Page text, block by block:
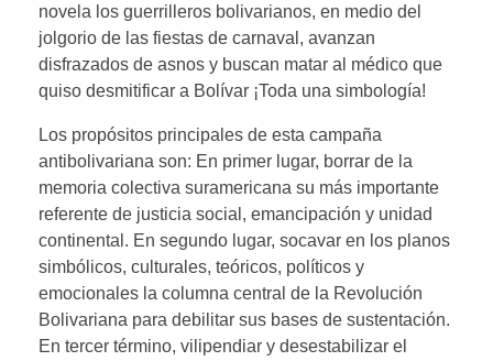
novela los guerrilleros bolivarianos, en medio del
jolgorio de las fiestas de carnaval, avanzan
disfrazados de asnos y buscan matar al médico que
quiso desmitificar a Bolívar ¡Toda una simbología!
Los propósitos principales de esta campaña
antibolivariana son: En primer lugar, borrar de la
memoria colectiva suramericana su más importante
referente de justicia social, emancipación y unidad
continental. En segundo lugar, socavar en los planos
simbólicos, culturales, teóricos, políticos y
emocionales la columna central de la Revolución
Bolivariana para debilitar sus bases de sustentación.
En tercer término, vilipendiar y desestabilizar el